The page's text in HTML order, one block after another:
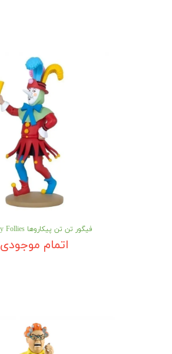
فیگور تن تن پیکاروها The Jolly Follies
اتمام موجودی